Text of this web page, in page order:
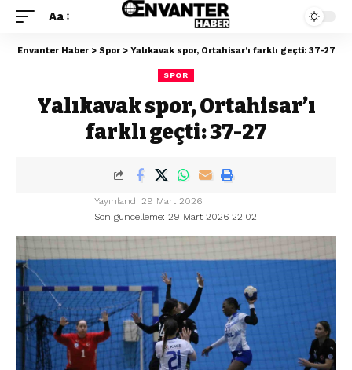
Aa
Envanter Haber> Spor> Yalıkavak spor, Ortahisar’ı farklı geçti: 37-27
SPOR
Yalıkavak spor, Ortahisar’ı
farklı geçti: 37-27
Son güncelleme: 29 Mart 2026 22:02
Yayınlandı 29 Mart 2026